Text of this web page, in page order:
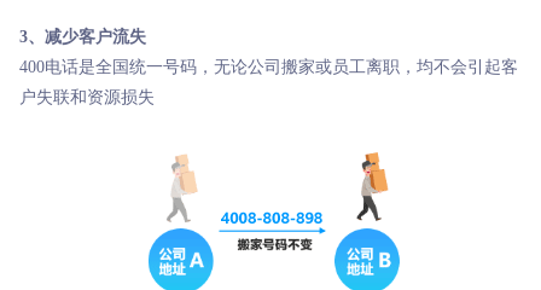
3、减少客户流失
400电话是全国统一号码，无论公司搬家或员工离职，均不会引起客
户失联和资源损失